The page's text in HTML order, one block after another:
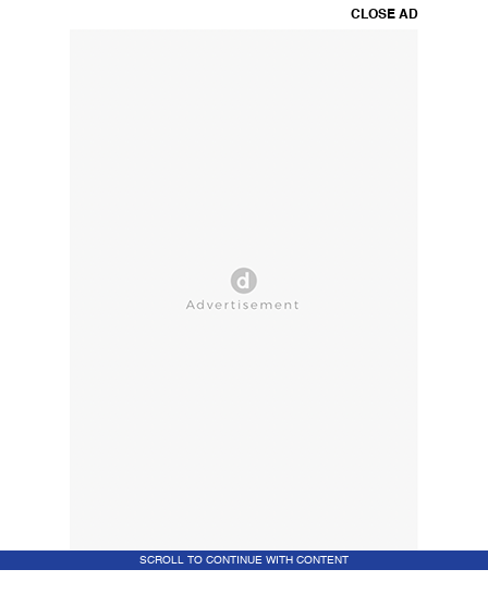
CLOSE AD
SCROLL TO CONTINUE WITH CONTENT